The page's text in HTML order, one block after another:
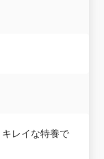
キレイな特養で